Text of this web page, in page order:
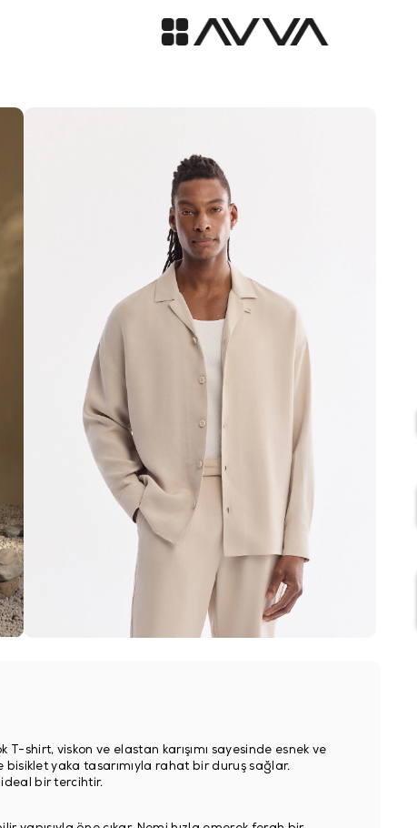
T-shirt, viskon ve elastan karışımı sayesinde esnek ve
bisiklet yaka tasarımıyla rahat bir duruş sağlar.
ideal bir tercihtir.